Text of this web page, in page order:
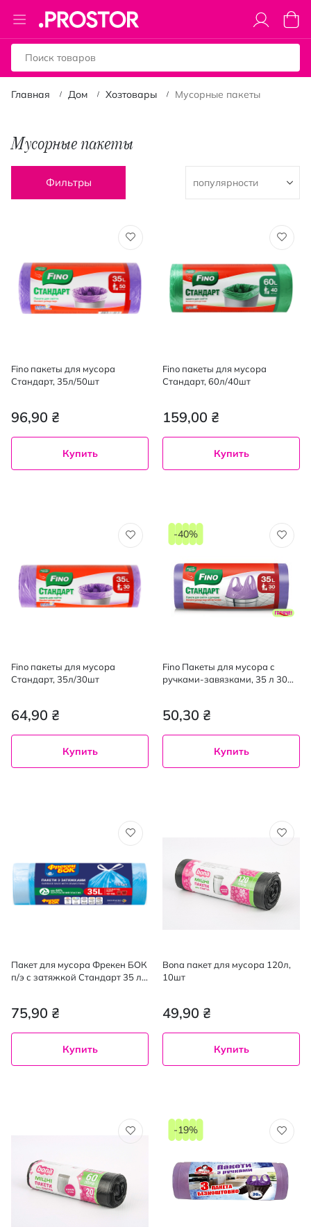
Toggle
Nav
Моя
Главная Дом Хозтовары Мусорные пакеты
Мусорные пакеты
Фильтры
Fino пакеты для мусора
Стандарт, 35л/50шт
96,90 ₴
Купить
Fino пакеты для мусора
Стандарт, 60л/40шт
159,00 ₴
Купить
Fino пакеты для мусора
Cтандарт, 35л/30шт
64,90 ₴
Купить
Fino Пакеты для мусора с
ручками-завязками, 35 л 30
50,30 ₴
-40%
Купить
Пакет для мусора Фрекен БОК
п/э с затяжкой Стандарт 35 л/
75,90 ₴
Купить
Bona пакет для мусора 120л,
10шт
49,90 ₴
Купить
-19%